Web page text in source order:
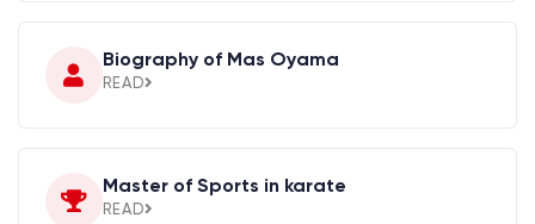
Biography of Mas Oyama
READ
Master of Sports in karate
READ